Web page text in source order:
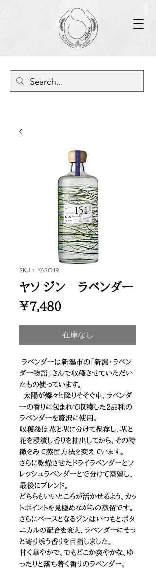
SKU： YASO19
ヤソ ジン ラベンダー
￥7,480価
在庫なし
ラベンダーは新潟市の「新潟・ラベン
ダー物語」さんで収穫させていただい
たもの使っています。
太陽が燦々と降りそそぐ中、ラベンダ
ーの香りに包まれて収穫した2品種の
ラベンダーを贅沢に使用。
収穫後は花と茎に分けて保存し、茎と
花を浸漬し香りを抽出してから、その特
徴をみて蒸留方法を変えています。
さらに乾燥させたドライラベンダーとフ
レッシュラベンダーとで分けて蒸留し、
最後にブレンド。
どちらもいいところが活かせるよう、カッ
トポイントを見極めながらの蒸留です。
さらにベースとなるジンはいつもとボタ
ニカルの配合を変え、ラベンダーにそっ
と寄り添う香りを目指しました。
甘く華やかで、でもどこか爽やかな、ゆ
ったりと落ち着く香りのラベンダー。